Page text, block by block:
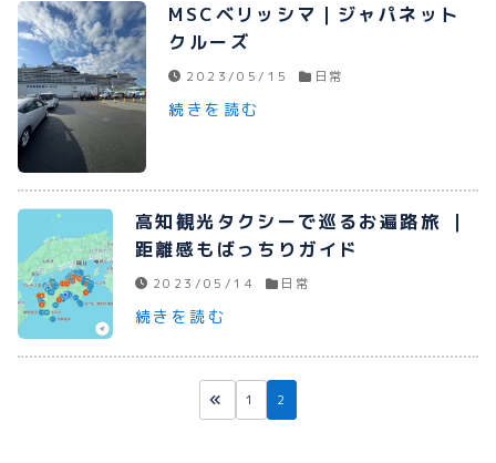
WEBで予約
MSCベリッシマ｜ジャパネット
クルーズ
2023/05/15 日常
続きを読む
高知観光タクシーで巡るお遍路旅 ｜
距離感もばっちりガイド
2023/05/14 日常
続きを読む
1 2